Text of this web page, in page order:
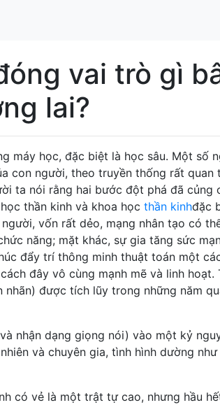
vai trò gì
lai?
máy học, đặc biệt là học sâu. Một số
con người, theo truyền thống rất quan
ta nói rằng hai bước đột phá đã củng
thần kinh và khoa học thần kinhđặc
vốn rất dẻo, mạng nhân tạo có
năng; mặt khác, sự gia tăng sức
đẩy trí thông minh thuật toán một
đây vô cùng mạnh mẽ và linh hoạt.
được tích lũy trong những năm
nhận dạng giọng nói) vào một kỷ
và chuyên gia, tình hình dường như
có vẻ là một trật tự cao, nhưng hầu